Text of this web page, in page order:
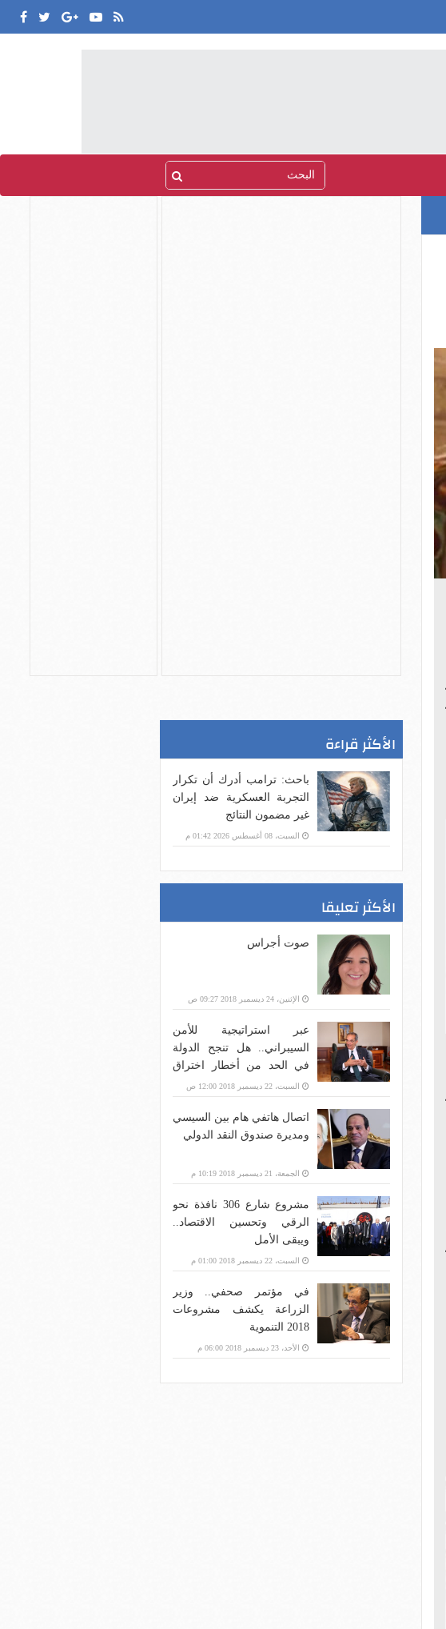
الأكثر قراءة
باحث: ترامب أدرك أن تكرار
التجربة العسكرية ضد إيران
غير مضمون النتائج
السبت، 08 أغسطس 2026 01:42 م
الأكثر تعليقا
صوت أجراس
الإثنين، 24 ديسمبر 2018 09:27 ص
عبر استراتيجية للأمن
السيبراني.. هل تنجح الدولة
في الحد من أخطار اختراق
بنية الاتصالات؟
السبت، 22 ديسمبر 2018 12:00 ص
اتصال هاتفي هام بين السيسي
ومديرة صندوق النقد الدولي
الجمعة، 21 ديسمبر 2018 10:19 م
مشروع شارع 306 نافذة نحو
الرقي وتحسين الاقتصاد..
ويبقى الأمل
السبت، 22 ديسمبر 2018 01:00 م
في مؤتمر صحفي.. وزير
الزراعة يكشف مشروعات
2018 التنموية
الأحد، 23 ديسمبر 2018 06:00 م